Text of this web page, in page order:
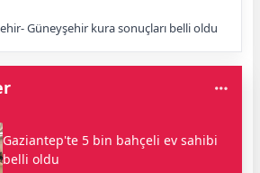
Güneyşehir kura sonuçları belli oldu
Gaziantep'te 5 bin bahçeli ev sahibi
belli oldu